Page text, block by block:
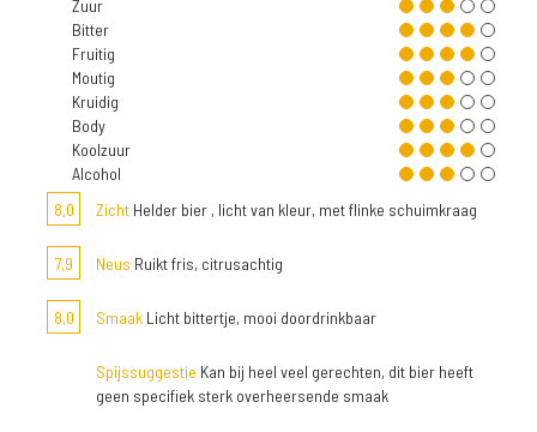
Zuur
Bitter
Fruitig
Moutig
Kruidig
Body
Koolzuur
Alcohol
8,0
Zicht Helder bier , licht van kleur, met flinke schuimkraag
7,9 Neus Ruikt fris, citrusachtig
8,0 Smaak Licht bittertje, mooi doordrinkbaar
Spijssuggestie Kan bij heel veel gerechten, dit bier heeft
geen specifiek sterk overheersende smaak